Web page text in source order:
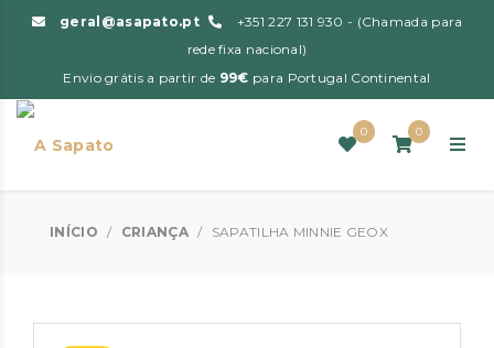
geral@asapato.pt
+351 227 131 930 - (Chamada para
rede fixa nacional)
Envio grátis a partir de 99€ para Portugal Continental
0 0
INÍCIO / CRIANÇA / SAPATILHA MINNIE GEOX